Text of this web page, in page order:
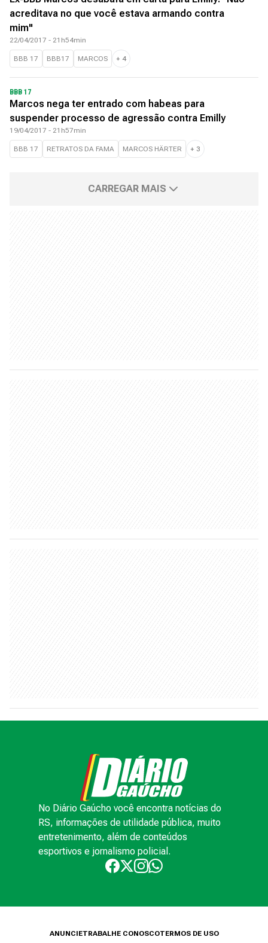
acreditava no que você estava armando contra
mim"
22/04/2017 - 21h54min
BBB 17 BBB17 MARCOS + 4
BBB 17
Marcos nega ter entrado com habeas para
suspender processo de agressão contra Emilly
19/04/2017 - 21h57min
BBB 17 RETRATOS DA FAMA MARCOS HÄRTER + 3
CARREGAR MAIS
No Diário Gaúcho você encontra notícias do
RS, informações de utilidade pública, muito
entretenimento, além de conteúdos
esportivos e jornalismo policial.
ANUNCIETRABALHE CONOSCOTERMOS DE USO